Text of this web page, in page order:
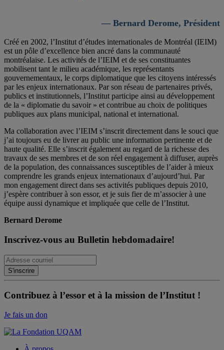
— Bernard Derome, Président
Créé en 2002, l’Institut d’études internationales de Montréal (IEIM)
est un pôle d’excellence bien ancré dans la communauté
montréalaise. Les activités de l’IEIM et de ses constituantes
mobilisent tant le milieu académique, les représentants
gouvernementaux, le corps diplomatique que les citoyens intéressés
par les enjeux internationaux. Par son réseau de partenaires privés,
publics et institutionnels, l’Institut participe ainsi au développement
de la « diplomatie du savoir » et contribue au choix de politiques
publiques aux plans municipal, national et international.
Ma collaboration avec l’IEIM s’inscrit directement dans le souci que
j’ai toujours eu de livrer au public une information pertinente et de
haute qualité. Elle s’inscrit également au regard de la richesse des
travaux de ses membres et de son réel engagement à diffuser, auprès
de la population, des connaissances susceptibles de l’aider à mieux
comprendre les grands enjeux internationaux d’aujourd’hui. Par
mon engagement direct dans ses activités publiques depuis 2010,
j’espère contribuer à son essor, et je suis fier de m’associer à une
équipe aussi dynamique et impliquée que celle de l’Institut.
Bernard Derome
Inscrivez-vous au Bulletin hebdomadaire!
Contribuez à l’essor et à la mission de l’Institut !
Je fais un don